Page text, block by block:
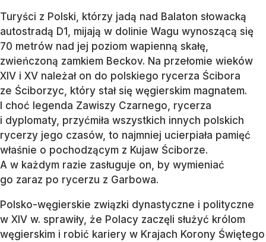
Turyści z Polski, którzy jadą nad Balaton słowacką
autostradą D1, mijają w dolinie Wagu wynoszącą się
70 metrów nad jej poziom wapienną skałę,
zwieńczoną zamkiem Beckov. Na przełomie wieków
XIV i XV należał on do polskiego rycerza Ścibora
ze Ściborzyc, który stał się węgierskim magnatem.
I choć legenda Zawiszy Czarnego, rycerza
i dyplomaty, przyćmiła wszystkich innych polskich
rycerzy jego czasów, to najmniej ucierpiała pamięć
właśnie o pochodzącym z Kujaw Ściborze.
A w każdym razie zasługuje on, by wymieniać
go zaraz po rycerzu z Garbowa.
Polsko-węgierskie związki dynastyczne i polityczne
w XIV w. sprawiły, że Polacy zaczęli służyć królom
węgierskim i robić kariery w Krajach Korony Świętego